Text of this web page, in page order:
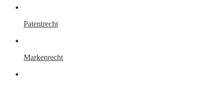
Patentrecht
Markenrecht